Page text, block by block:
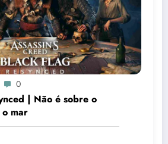
0
| Não é sobre o
mar